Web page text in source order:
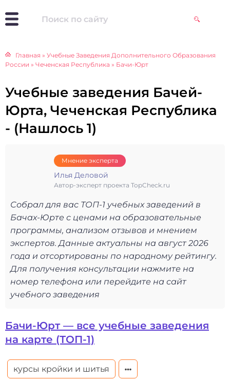
Главная » Учебные Заведения Дополнительного Образования
России » Чеченская Республика » Бачи-Юрт
Учебные заведения Бачей-
Юрта, Чеченская Республика
- (Нашлось 1)
Мнение эксперта
Илья Деловой
Автор-эксперт проекта TopCheck.ru
Собрал для вас ТОП-1 учебных заведений в
Бачах-Юрте с ценами на образовательные
программы, анализом отзывов и мнением
экспертов. Данные актуальны на август 2026
года и отсортированы по народному рейтингу.
Для получения консультации нажмите на
номер телефона или перейдите на сайт
учебного заведения
Бачи-Юрт — все учебные заведения
на карте (ТОП-1)
курсы кройки и шитья